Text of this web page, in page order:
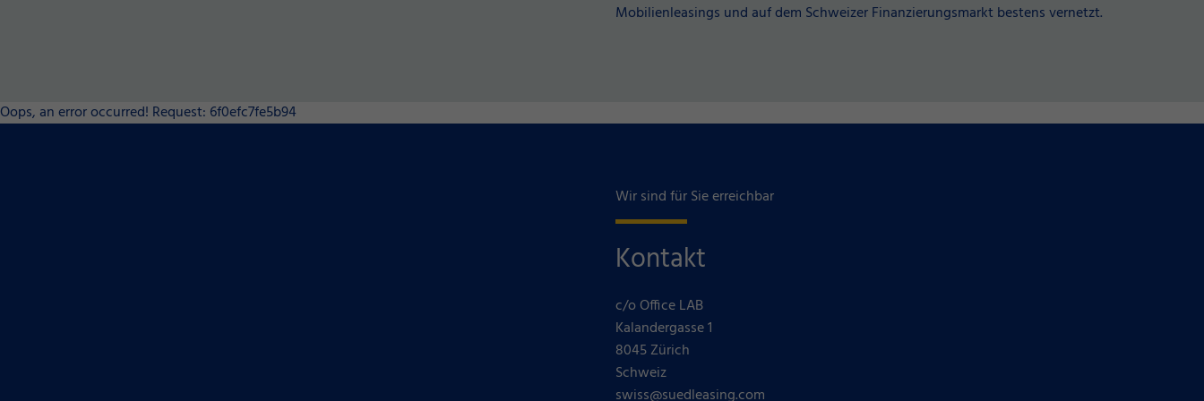
Mobilienleasings und auf dem Schweizer Finanzierungsmarkt bestens vernetzt.
Oops, an error occurred! Request: 6f0efc7fe5b94
Wir sind für Sie erreichbar
Kontakt
c/o Office LAB
Kalandergasse 1
8045 Zürich
Schweiz
swiss@suedleasing.com